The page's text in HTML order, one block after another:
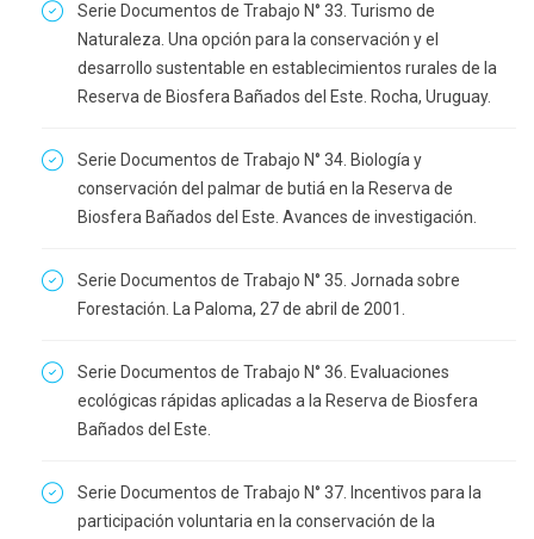
Serie Documentos de Trabajo N° 33. Turismo de
Naturaleza. Una opción para la conservación y el
desarrollo sustentable en establecimientos rurales de la
Reserva de Biosfera Bañados del Este. Rocha, Uruguay.
Serie Documentos de Trabajo N° 34. Biología y
conservación del palmar de butiá en la Reserva de
Biosfera Bañados del Este. Avances de investigación.
Serie Documentos de Trabajo N° 35. Jornada sobre
Forestación. La Paloma, 27 de abril de 2001.
Serie Documentos de Trabajo N° 36. Evaluaciones
ecológicas rápidas aplicadas a la Reserva de Biosfera
Bañados del Este.
Serie Documentos de Trabajo N° 37. Incentivos para la
participación voluntaria en la conservación de la